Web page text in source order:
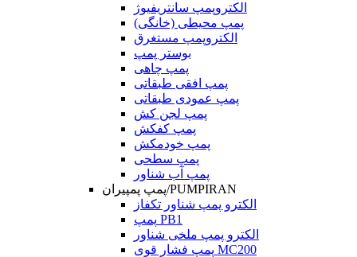
الکتروپمپ سانتریفیوژ
پمپ محیطی (خانگی)
الکتروپمپ مستغرق
بوستر پمپ
پمپ چاهی
پمپ افقی طبقاتی
پمپ عمودی طبقاتی
پمپ لجن کش
پمپ کفکش
پمپ خودمکش
پمپ سطحی
پمپ آب شناور
پمپ پمپیران/PUMPIRAN
الکترو پمپ شناور تکفاز
پمپ PB1
الکترو پمپ ملخی شناور
پمپ فشار قوی MC200